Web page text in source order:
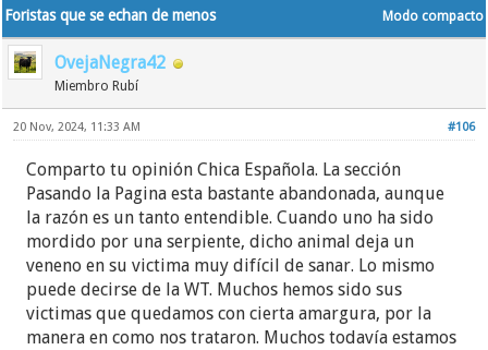
Modo compacto
Foristas que se echan de menos
OvejaNegra42
Miembro Rubí
#106
20 Nov, 2024, 11:33 AM
Comparto tu opinión Chica Española. La sección
Pasando la Pagina esta bastante abandonada, aunque
la razón es un tanto entendible. Cuando uno ha sido
mordido por una serpiente, dicho animal deja un
veneno en su victima muy difícil de sanar. Lo mismo
puede decirse de la WT. Muchos hemos sido sus
victimas que quedamos con cierta amargura, por la
manera en como nos trataron. Muchos todavía estamos